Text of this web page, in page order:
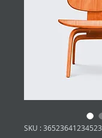
SKU : 36523641234523